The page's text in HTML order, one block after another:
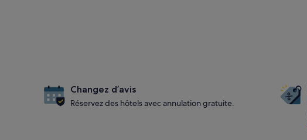
Changez d’avis
Réservez des hôtels avec annulation gratuite.